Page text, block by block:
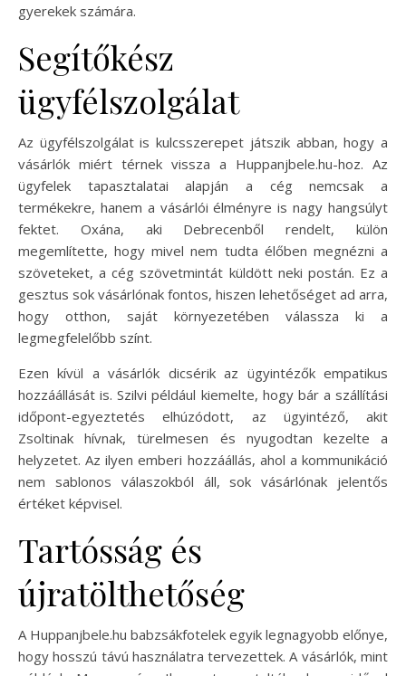
gyerekek számára.
Segítőkész
ügyfélszolgálat
Az ügyfélszolgálat is kulcsszerepet játszik abban, hogy a
vásárlók miért térnek vissza a Huppanjbele.hu-hoz. Az
ügyfelek tapasztalatai alapján a cég nemcsak a
termékekre, hanem a vásárlói élményre is nagy hangsúlyt
fektet. Oxána, aki Debrecenből rendelt, külön
megemlítette, hogy mivel nem tudta élőben megnézni a
szöveteket, a cég szövetmintát küldött neki postán. Ez a
gesztus sok vásárlónak fontos, hiszen lehetőséget ad arra,
hogy otthon, saját környezetében válassza ki a
legmegfelelőbb színt.
Ezen kívül a vásárlók dicsérik az ügyintézők empatikus
hozzáállását is. Szilvi például kiemelte, hogy bár a szállítási
időpont-egyeztetés elhúzódott, az ügyintéző, akit
Zsoltinak hívnak, türelmesen és nyugodtan kezelte a
helyzetet. Az ilyen emberi hozzáállás, ahol a kommunikáció
nem sablonos válaszokból áll, sok vásárlónak jelentős
értéket képvisel.
Tartósság és
újratölthetőség
A Huppanjbele.hu babzsákfotelek egyik legnagyobb előnye,
hogy hosszú távú használatra tervezettek. A vásárlók, mint